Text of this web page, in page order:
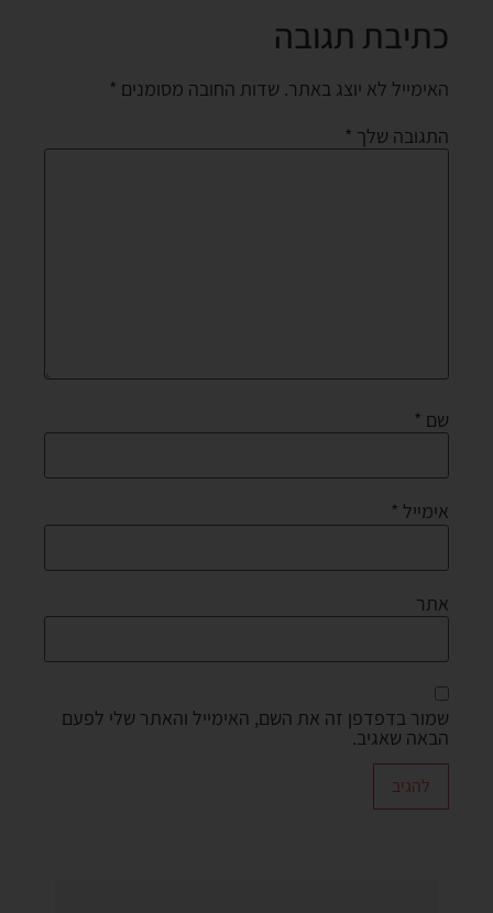
כתיבת תגובה
האימייל לא יוצג באתר. שדות החובה מסומנים *
התגובה שלך *
שם *
אימייל *
אתר
שמור בדפדפן זה את השם, האימייל והאתר שלי לפעם
הבאה שאגיב.